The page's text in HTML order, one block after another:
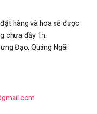
hàng và hoa sẽ được
chưa đầy 1h.
Đạo, Quảng Ngãi